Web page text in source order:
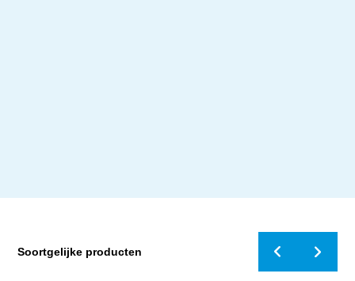
Soortgelijke producten